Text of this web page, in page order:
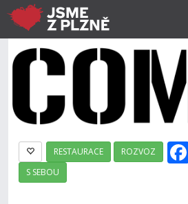
RESTAURACE
ROZVOZ
S SEBOU